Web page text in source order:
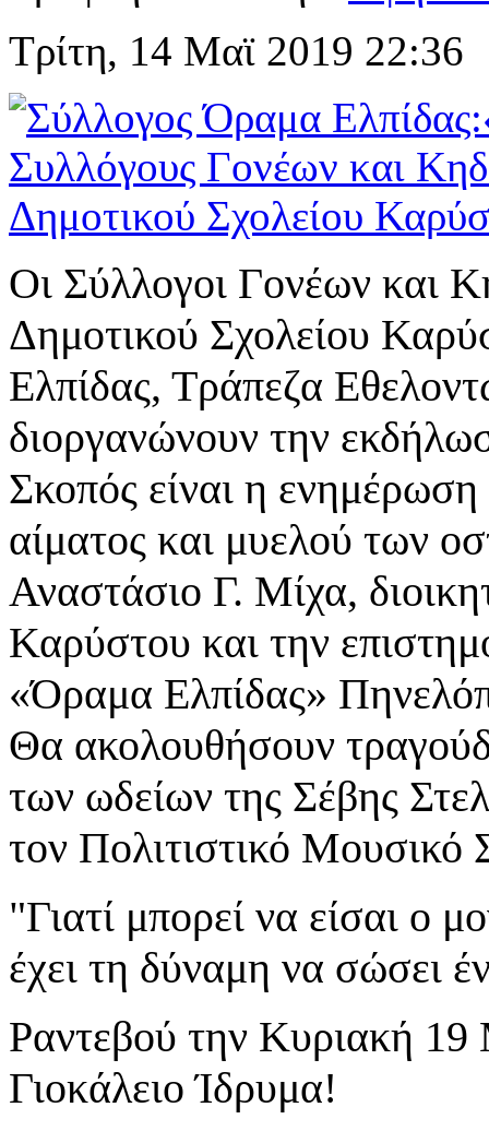
Τρίτη, 14 Μαϊ 2019 22:36
Οι Σύλλογοι Γονέων και
Δημοτικού Σχολείου
Ελπίδας, Τράπεζα
διοργανώνουν την
Σκοπός είναι η
αίματος και μυελού των
Αναστάσιο Γ. Μίχα,
Καρύστου και την
«Όραμα Ελπίδας»
Θα ακολουθήσουν
των ωδείων της Σέβης
τον Πολιτιστικό
"Γιατί μπορεί να είσαι ο
έχει τη δύναμη να σώσει
Ραντεβού την Κυριακή
Γιοκάλειο Ίδρυμα!